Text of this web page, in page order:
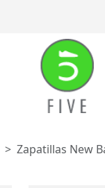
Zapatillas New